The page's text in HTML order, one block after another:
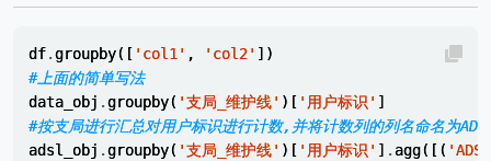
df.groupby([ 'col1' , 'col2' ])
#上面的简单写法
data_obj .groupby( '支局_维护线' )[ '用户标识' ]
#按支局进行汇总对用户标识进行计数,并将计数列的列名命名为
adsl_obj .groupby( '支局_维护线' )[ '用户标识' ] . agg([(